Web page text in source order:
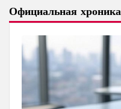
Официальная хроника